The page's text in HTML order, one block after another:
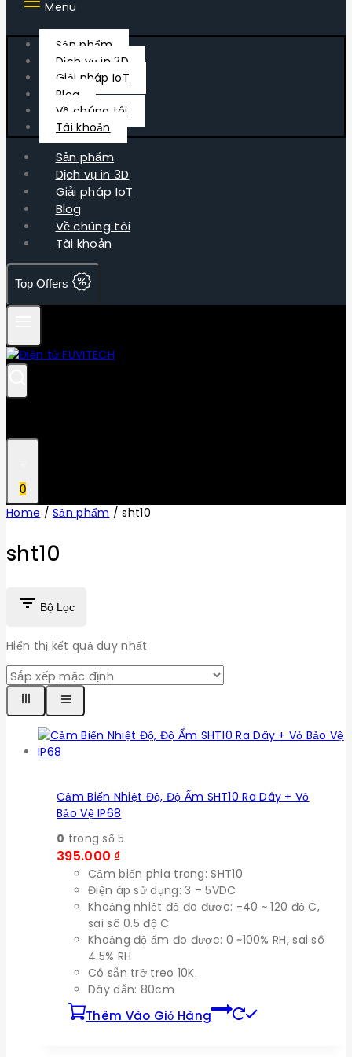
Menu
Sản phẩm
Dịch vụ in 3D
Giải pháp IoT
Blog
Về chúng tôi
Tài khoản
Sản phẩm
Dịch vụ in 3D
Giải pháp IoT
Blog
Về chúng tôi
Tài khoản
Top Offers
0
Home / Sản phẩm / sht10
sht10
Bộ Lọc
Hiển thị kết quả duy nhất
Cảm Biến Nhiệt Độ, Độ Ẩm SHT10 Ra Dây + Vỏ
Bảo Vệ IP68
0 trong số 5
395.000 ₫
Cảm biến phia trong: SHT10
Điện áp sử dụng: 3 – 5VDC
Khoảng nhiệt độ đo được: -40 ~ 120 độ C,
sai sô 0.5 độ C
Khoảng độ ẩm đo được: 0 ~100% RH, sai sô
4.5% RH
Có sẵn trở treo 10K.
Dây dẫn: 80cm
Thêm Vào Giỏ Hàng